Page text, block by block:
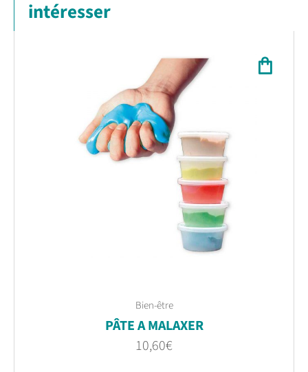
intéresser
Bien-être
PÂTE A MALAXER
10,60€